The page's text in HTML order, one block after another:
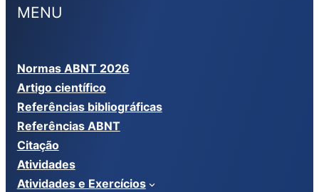
MENU
Normas ABNT 2026
Artigo científico
Referências bibliográficas
Referências ABNT
Citação
Atividades
Atividades e Exercícios